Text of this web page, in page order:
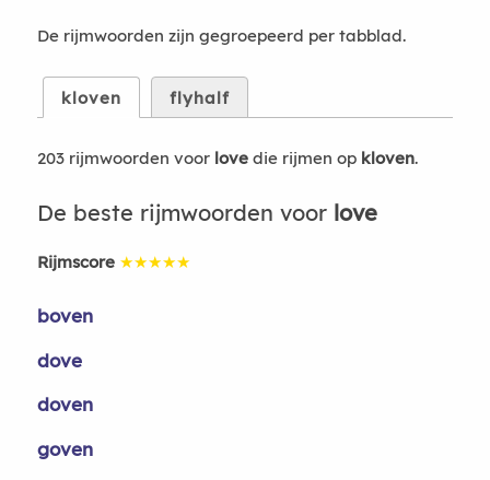
De rijmwoorden zijn gegroepeerd per tabblad.
kloven flyhalf
203 rijmwoorden voor lovedie rijmen op kloven.
De beste rijmwoorden voor love
Rijmscore ★★★★★
boven
dove
doven
goven